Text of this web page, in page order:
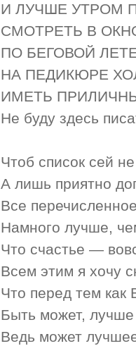
И ЛУЧШЕ УТРОМ
СМОТРЕТЬ В
ПО БЕГОВОЙ
НА ПЕДИКЮРЕ
ИМЕТЬ
Не буду здесь
Чтоб список сей
А лишь приятно
Все
Намного лучше,
Что счастье —
Всем этим я хочу
Что перед тем
Быть может, лучше
Ведь может